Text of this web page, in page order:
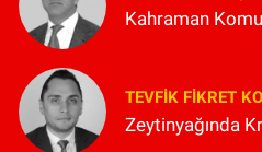
Kahraman
TEVFIK FIKRET
Zeytinyağında